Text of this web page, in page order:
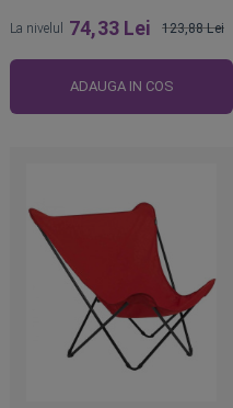
La nivelul 74,33 Lei
obisnuit
123,88 Lei
ADAUGA IN COS